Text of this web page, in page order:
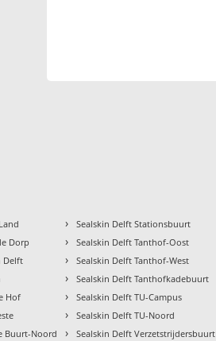
Dorp
Delft
Hof
Buurt-Noord
› Sealskin Delft Stationsbuurt
› Sealskin Delft Tanthof-Oost
› Sealskin Delft Tanthof-West
› Sealskin Delft Tanthofkadebuurt
› Sealskin Delft TU-Campus
› Sealskin Delft TU-Noord
› Sealskin Delft Verzetstrijdersbuurt